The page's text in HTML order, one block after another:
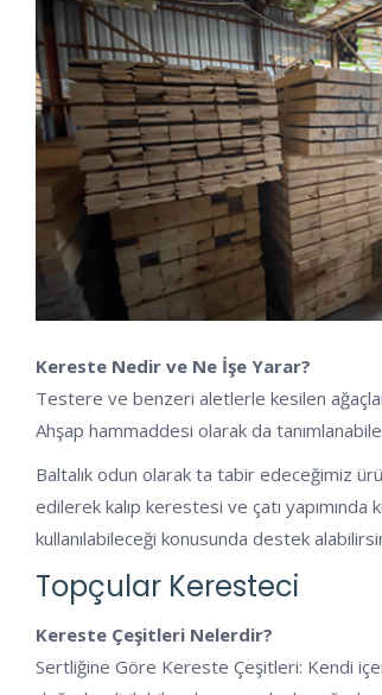
Kereste Nedir ve Ne İşe Yarar?
Testere ve benzeri aletlerle kesilen
Ahşap hammaddesi olarak da
Baltalık odun olarak ta tabir edeceğimiz
edilerek kalıp kerestesi ve çatı
kullanılabileceği konusunda destek
Topçular Keresteci
Kereste Çeşitleri Nelerdir?
Sertliğine Göre Kereste Çeşitleri: Kendi